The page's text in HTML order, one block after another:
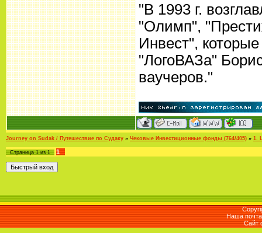
"В 1993 г.
"Олимп",
Инвест",
"ЛогоВАЗа"
ваучеров."
Journey on Sudak / Путешествие по Судаку » Чековые Инвестиционные фонды (764/405) » 1.
Страница1из1 1
Наша почта
Сайт